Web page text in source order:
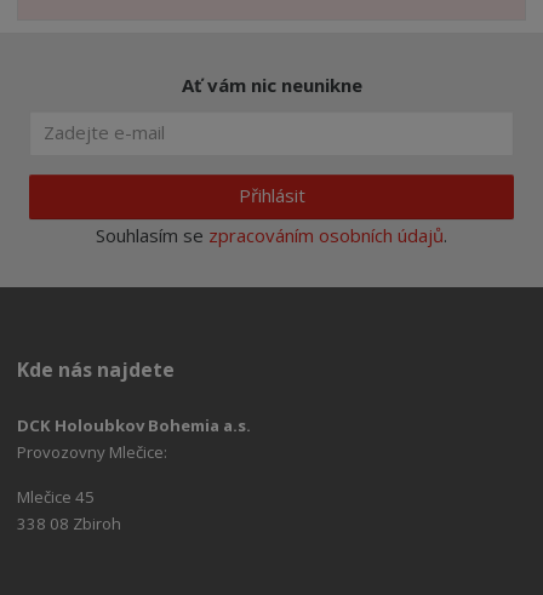
Ať vám nic neunikne
Přihlásit
Souhlasím se zpracováním osobních údajů.
Kde nás najdete
DCK Holoubkov Bohemia a.s.
Provozovny Mlečice:
Mlečice 45
338 08 Zbiroh